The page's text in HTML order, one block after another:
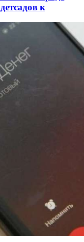
к
девушка
с ножом
в Центральном
переполох“
экспорт:
долларов